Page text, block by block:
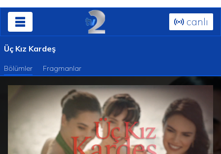
canlı
Üç Kız Kardeş
Bölümler Fragmanlar